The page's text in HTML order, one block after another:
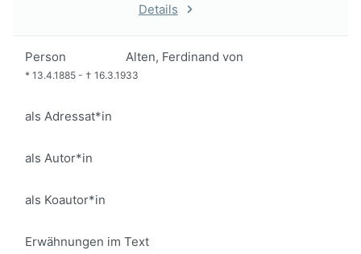
Details
Person Alten, Ferdinand von
* 13.4.1885 - † 16.3.1933
als Adressat*in
als Autor*in
als Koautor*in
Erwähnungen im Text